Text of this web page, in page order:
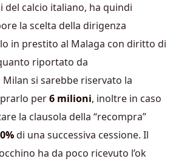
calcio italiano, ha quindi
la scelta della dirigenza
in prestito al Malaga con diritto di
riportato da
Milan si sarebbe riservato la
per6 milioni, inoltre in caso
la clausola della “recompra”
di una successiva cessione. Il
ha da poco ricevuto l’ok